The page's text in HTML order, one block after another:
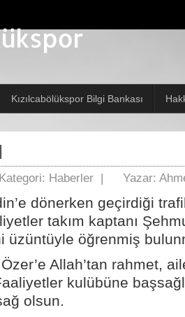
Kızılcabölükspor Bilgi Bankası
Kategori: Haberler | Yazar:
dönerken geçirdiği
takım kaptanı
üzüntüyle öğrenmiş
Allah’tan rahmet,
kulübüne
olsun.